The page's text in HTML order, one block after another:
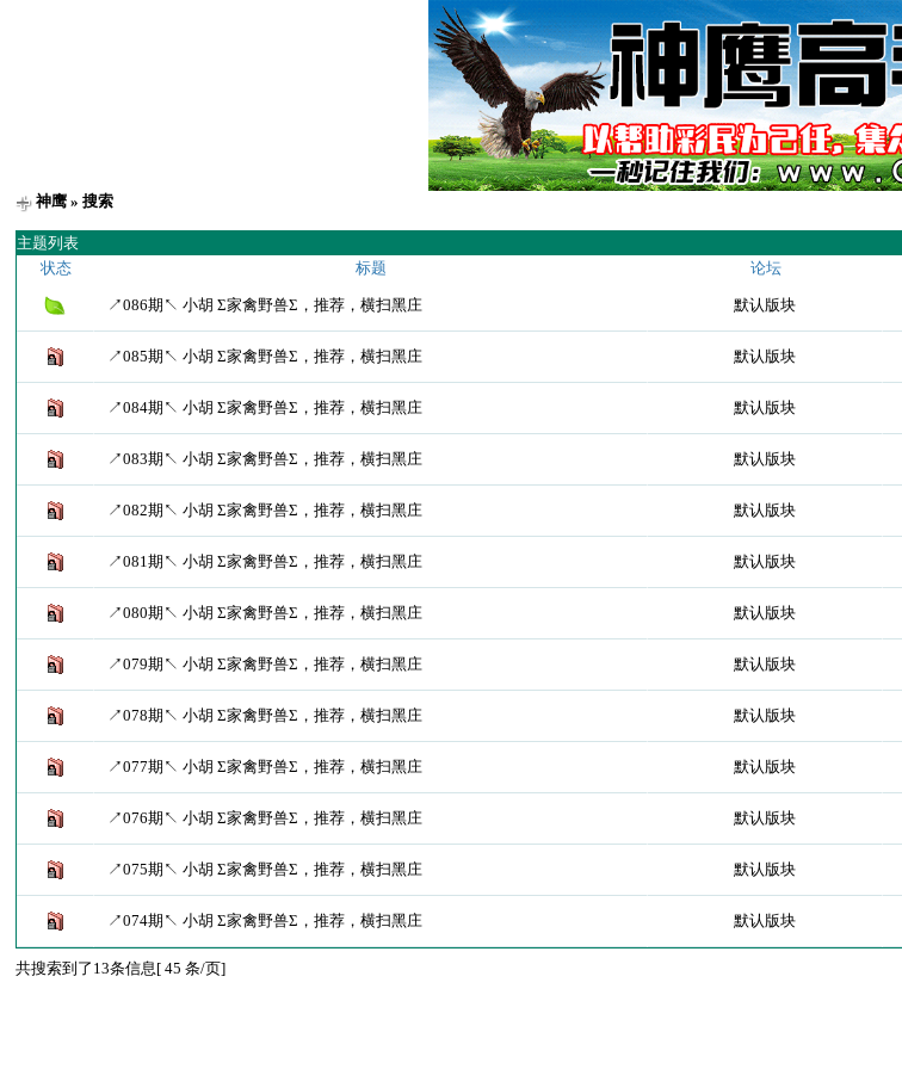
神鹰 » 搜索
主题列表
状态
标题 论坛
↗086期↖ 小胡 Σ家禽野兽Σ，推荐，横扫黑庄 默认版块
↗085期↖ 小胡 Σ家禽野兽Σ，推荐，横扫黑庄 默认版块
↗084期↖ 小胡 Σ家禽野兽Σ，推荐，横扫黑庄 默认版块
↗083期↖ 小胡 Σ家禽野兽Σ，推荐，横扫黑庄 默认版块
↗082期↖ 小胡 Σ家禽野兽Σ，推荐，横扫黑庄 默认版块
↗081期↖ 小胡 Σ家禽野兽Σ，推荐，横扫黑庄 默认版块
↗080期↖ 小胡 Σ家禽野兽Σ，推荐，横扫黑庄 默认版块
↗079期↖ 小胡 Σ家禽野兽Σ，推荐，横扫黑庄 默认版块
↗078期↖ 小胡 Σ家禽野兽Σ，推荐，横扫黑庄 默认版块
↗077期↖ 小胡 Σ家禽野兽Σ，推荐，横扫黑庄 默认版块
↗076期↖ 小胡 Σ家禽野兽Σ，推荐，横扫黑庄 默认版块
↗075期↖ 小胡 Σ家禽野兽Σ，推荐，横扫黑庄 默认版块
↗074期↖ 小胡 Σ家禽野兽Σ，推荐，横扫黑庄 默认版块
共搜索到了13条信息[ 45 条/页]